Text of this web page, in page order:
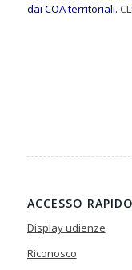
dai COA territoriali.
ACCESSO RAPIDO
Display udienze
Riconosco